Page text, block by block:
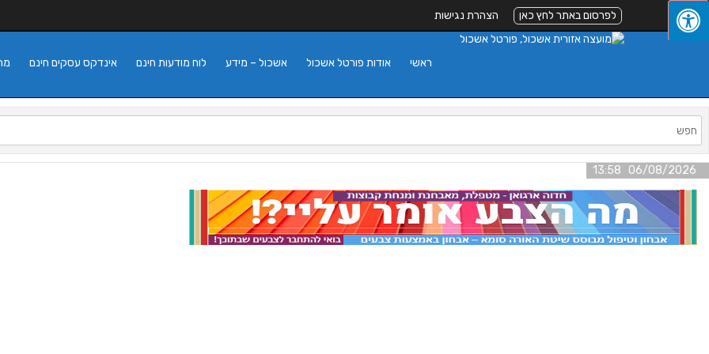
לפרסום באתר לחץ כאן הצהרת נגישות
אינדקס עסקים חינם לוח מודעות חינם אשכול – מידע אודות פורטל אשכול ראשי
06/08/2026 13:58